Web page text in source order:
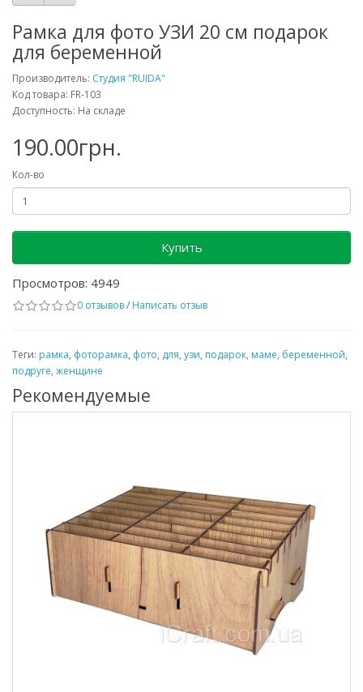
Рамка для фото УЗИ 20 см подарок
для беременной
Производитель: Студия "RUIDA"
Код товара: FR-103
Доступность: На складе
190.00грн.
Кол-во
Купить
Просмотров: 4949
0 отзывов/ Написать отзыв
Теги: рамка, фоторамка, фото, для, узи, подарок, маме, беременной,
подруге, женщине
Рекомендуемые